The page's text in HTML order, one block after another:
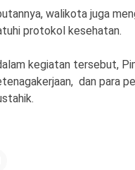
walikota juga
protokol kesehatan.
kegiatan tersebut,
dan para